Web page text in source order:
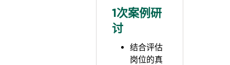
1次案例研
讨
结合评估
岗位的真